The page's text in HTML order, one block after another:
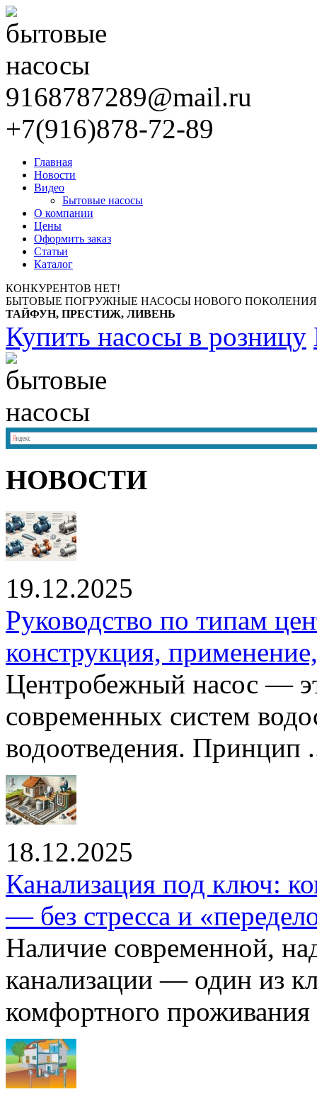
9168787289@mail.ru
+7(916)878-72-89
Главная
Новости
Видео
Бытовые насосы
О компании
Цены
Оформить заказ
Статьи
Каталог
КОНКУРЕНТОВ НЕТ!
БЫТОВЫЕ ПОГРУЖНЫЕ НАСОСЫ НОВОГО
ТАЙФУН, ПРЕСТИЖ, ЛИВЕНЬ
Купить насосы в розницу
НОВОСТИ
19.12.2025
Руководство по типам
конструкция,
Центробежный насос —
современных систем
водоотведения. Принцип
18.12.2025
Канализация под ключ:
— без стресса и
Наличие современной,
канализации — один из
комфортного проживания